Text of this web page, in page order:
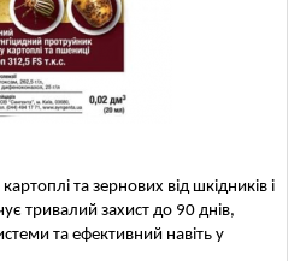
та зернових від шкідників і
тривалий захист до 90 днів,
та ефективний навіть у